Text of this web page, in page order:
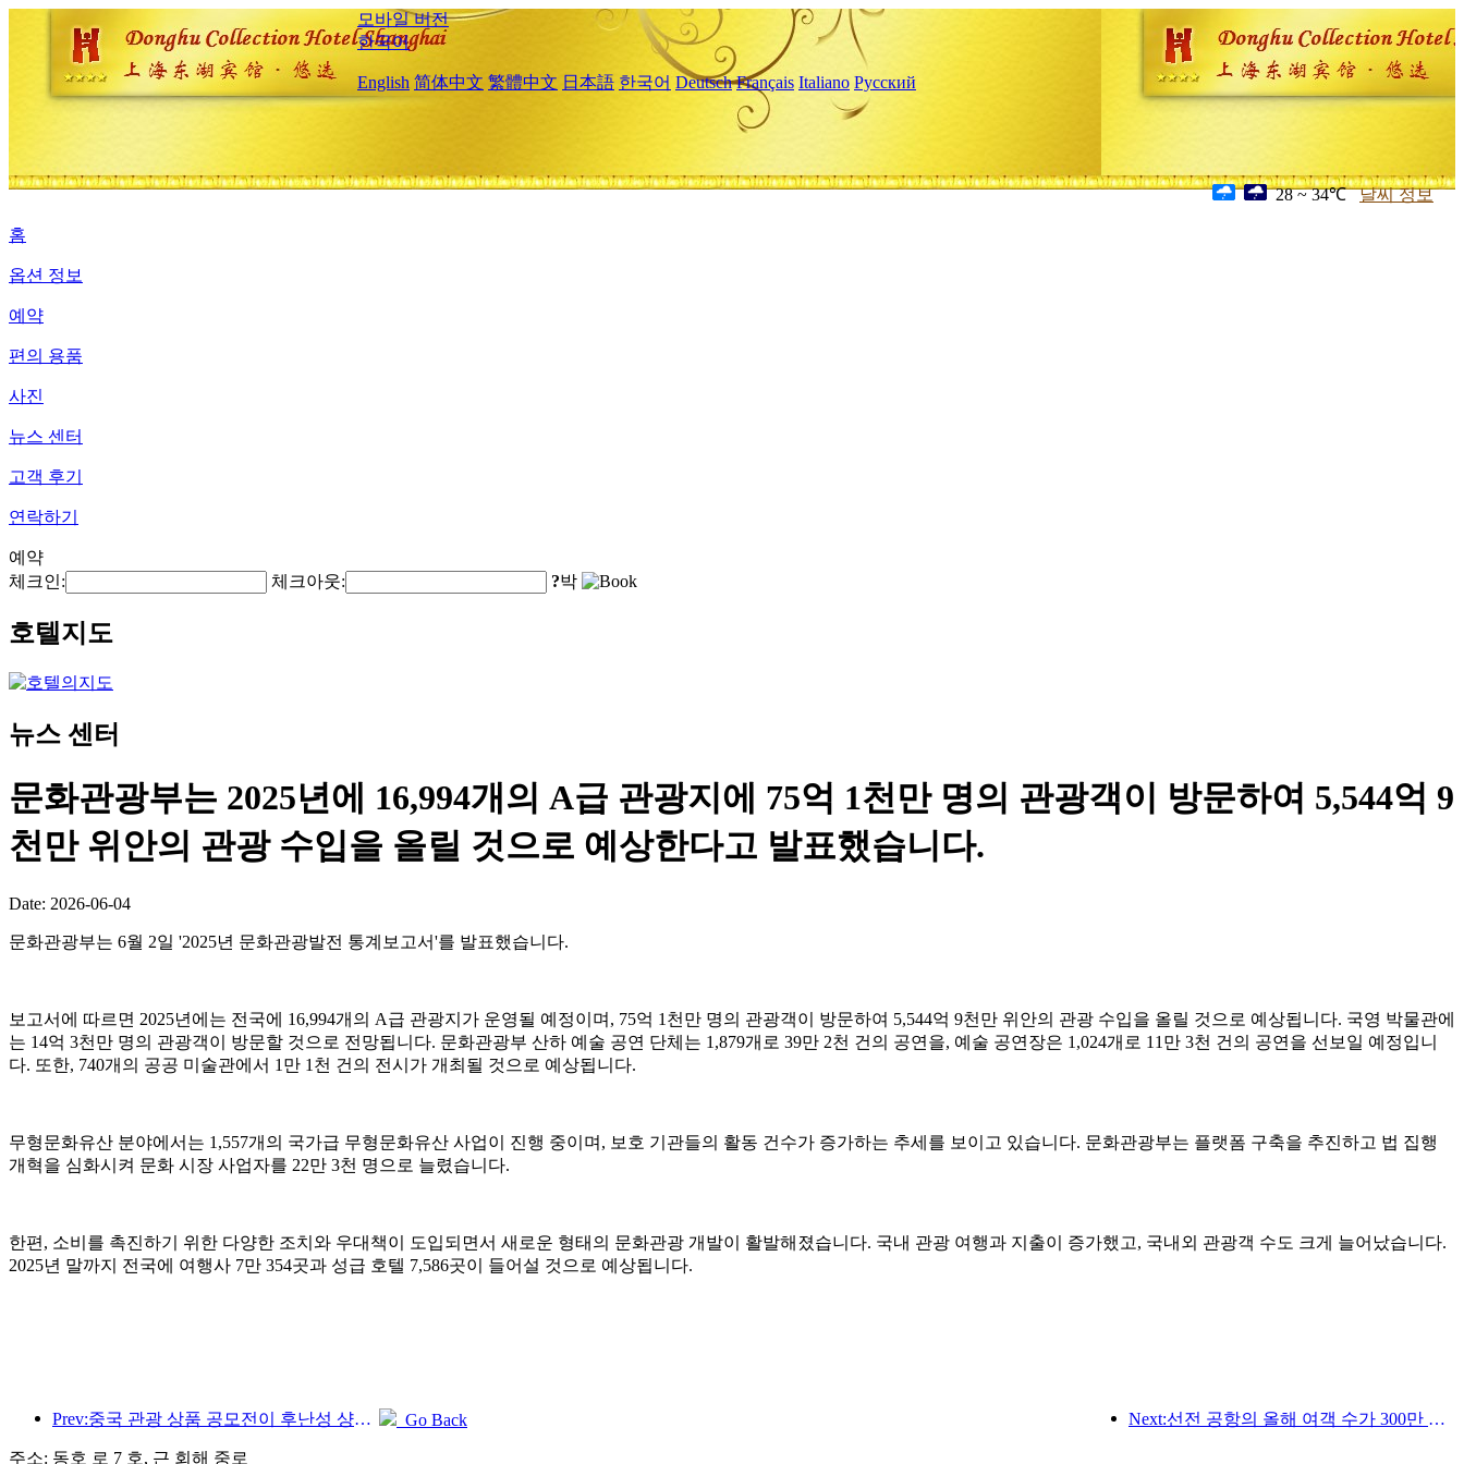
모바일 버전
한국어
English 简体中文 繁體中文 日本語 한국어 Deutsch Français Italiano Русский
28 ~ 34℃ 날씨 정보
홈
옵션 정보
예약
편의 용품
사진
뉴스 센터
고객 후기
연락하기
예약
체크인:
체크아웃: ?박
호텔지도
뉴스 센터
문화관광부는 2025년에 16,994개의 A급 관광지에 75억 1천만 명의 관광객이 방문하여 5,544억 9
천만 위안의 관광 수입을 올릴 것으로 예상한다고 발표했습니다.
Date: 2026-06-04
문화관광부는 6월 2일 '2025년 문화관광발전 통계보고서'를 발표했습니다.
보고서에 따르면 2025년에는 전국에 16,994개의 A급 관광지가 운영될 예정이며, 75억 1천만 명의 관광객이 방문하여 5,544억 9천만 위안의 관광 수입을 올릴 것으로 예상됩니다. 국영 박물관에
는 14억 3천만 명의 관광객이 방문할 것으로 전망됩니다. 문화관광부 산하 예술 공연 단체는 1,879개로 39만 2천 건의 공연을, 예술 공연장은 1,024개로 11만 3천 건의 공연을 선보일 예정입니
다. 또한, 740개의 공공 미술관에서 1만 1천 건의 전시가 개최될 것으로 예상됩니다.
무형문화유산 분야에서는 1,557개의 국가급 무형문화유산 사업이 진행 중이며, 보호 기관들의 활동 건수가 증가하는 추세를 보이고 있습니다. 문화관광부는 플랫폼 구축을 추진하고 법 집행
개혁을 심화시켜 문화 시장 사업자를 22만 3천 명으로 늘렸습니다.
한편, 소비를 촉진하기 위한 다양한 조치와 우대책이 도입되면서 새로운 형태의 문화관광 개발이 활발해졌습니다. 국내 관광 여행과 지출이 증가했고, 국내외 관광객 수도 크게 늘어났습니다.
2025년 말까지 전국에 여행사 7만 354곳과 성급 호텔 7,586곳이 들어설 것으로 예상됩니다.
Prev:중국 관광 상품 공모전이 후난성 샹탄에서 성공적으로 개최되었습니다. Next:선전 공항의 올해 여객 수가 300만 명을 돌파하며 같은 기간 기준 신기록을 세웠습니다.
Go Back
주소: 동호 로 7 호, 근 회해 중로